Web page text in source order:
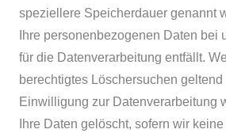
speziellere Speicherdauer genannt
Ihre personenbezogenen Daten bei
für die Datenverarbeitung entfällt.
berechtigtes Löschersuchen
Einwilligung zur Datenverarbeitung
Ihre Daten gelöscht, sofern wir